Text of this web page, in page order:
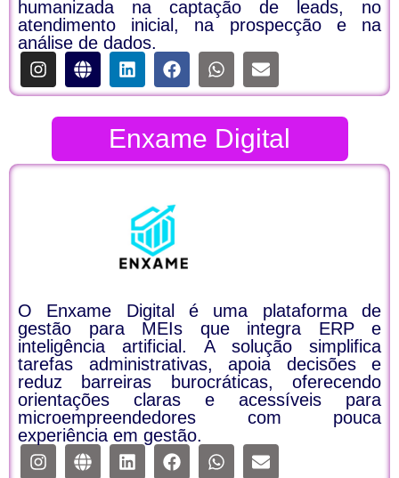
humanizada na captação de leads, no
atendimento inicial, na prospecção e na
análise de dados.
Enxame Digital
O Enxame Digital é uma plataforma de
gestão para MEIs que integra ERP e
inteligência artificial. A solução simplifica
tarefas administrativas, apoia decisões e
reduz barreiras burocráticas, oferecendo
orientações claras e acessíveis para
microempreendedores com pouca
experiência em gestão.​